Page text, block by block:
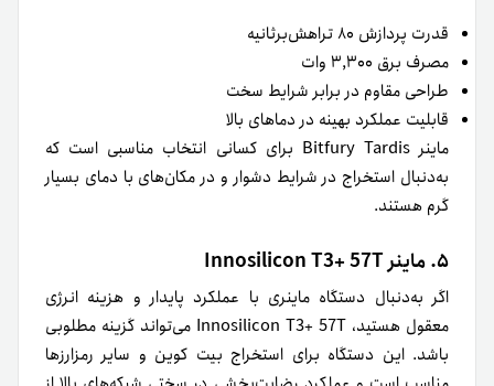
قدرت پردازش ۸۰ تراهش‌برثانیه
مصرف برق ۳,۳۰۰ وات
طراحی مقاوم در برابر شرایط سخت
قابلیت عملکرد بهینه در دماهای بالا
ماینر Bitfury Tardis برای کسانی انتخاب مناسبی است که
به‌دنبال استخراج در شرایط دشوار و در مکان‌های با دمای بسیار
گرم هستند.
۵. ماینر Innosilicon T3+ 57T
اگر به‌دنبال دستگاه ماینری با عملکرد پایدار و هزینه انرژی
معقول هستید، Innosilicon T3+ 57T می‌تواند گزینه مطلوبی
باشد. این دستگاه برای استخراج بیت کوین و سایر رمزارزها